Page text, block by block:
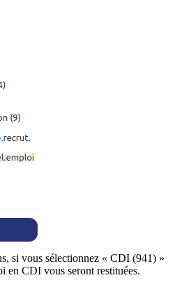
si vous sélectionnez « CDI (941) »
en CDI vous seront restituées.